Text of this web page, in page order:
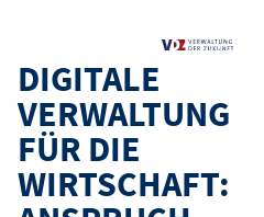
DIGITALE
VERWALTUNG
FÜR DIE
WIRTSCHAFT: